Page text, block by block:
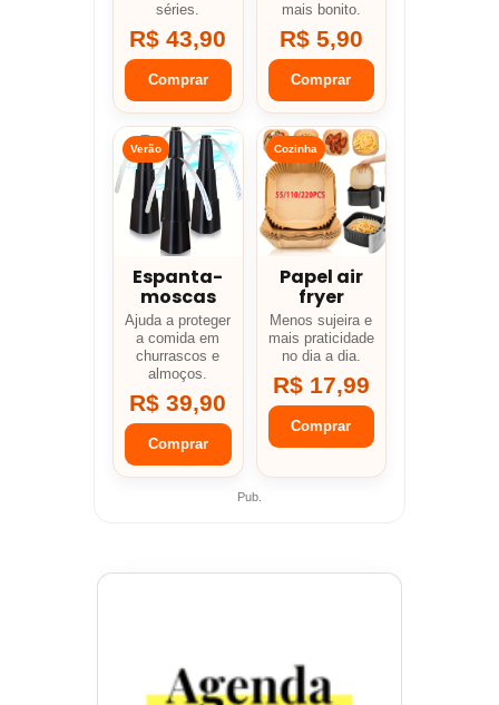
séries.
R$ 43,90
Comprar
mais bonito.
R$ 5,90
Comprar
Verão
Espanta-
moscas
Ajuda a proteger
a comida em
churrascos e
almoços.
R$ 39,90
Comprar
Cozinha
Papel air
fryer
Menos sujeira e
mais praticidade
no dia a dia.
R$ 17,99
Comprar
Pub.